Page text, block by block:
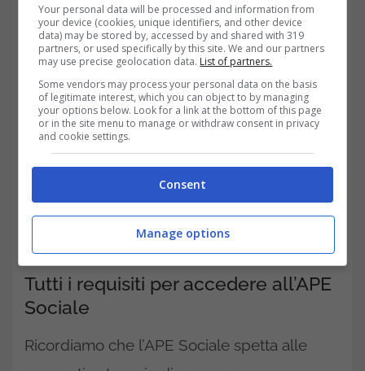
cessazione della residenza in Italia.
Tutti i requisiti per accedere all’APE
Sociale
Ricordiamo che l’APE Sociale spetta alle
Your personal data will be processed and information from
your device (cookies, unique identifiers, and other device
data) may be stored by, accessed by and shared with 319
partners, or used specifically by this site. We and our partners
may use precise geolocation data. List of partners.
Some vendors may process your personal data on the basis
of legitimate interest, which you can object to by managing
your options below. Look for a link at the bottom of this page
or in the site menu to manage or withdraw consent in privacy
and cookie settings.
Consent
Manage options